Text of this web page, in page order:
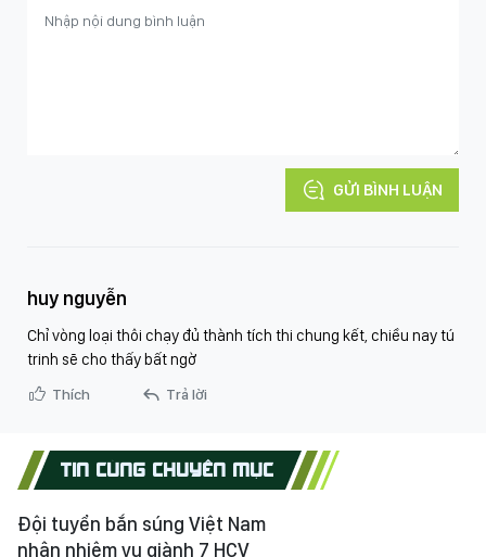
GỬI BÌNH LUẬN
huy nguyễn
Chỉ vòng loại thôi chạy đủ thành tích thi chung kết, chiều nay tú
trinh sẽ cho thấy bất ngờ
Thích Trả lời
TIN CÙNG CHUYÊN MỤC
Đội tuyển bắn súng Việt Nam
nhận nhiệm vụ giành 7 HCV